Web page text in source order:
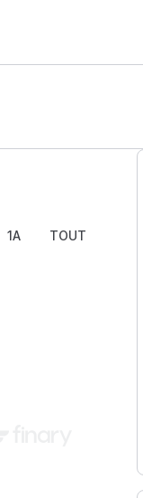
1A TOUT